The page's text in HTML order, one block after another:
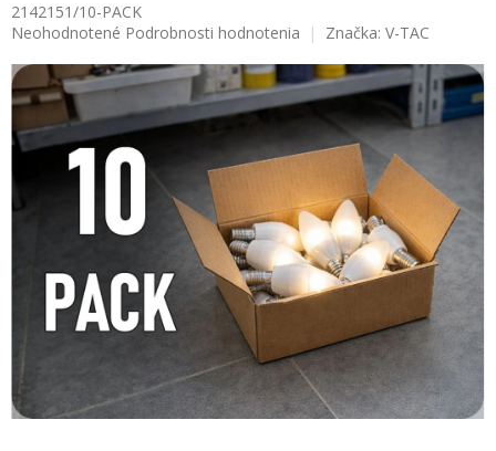
2142151/10-PACK
Priemerné
produktu
je
z
hviezdičiek.
Neohodnotené Podrobnosti hodnotenia Značka: V-TAC